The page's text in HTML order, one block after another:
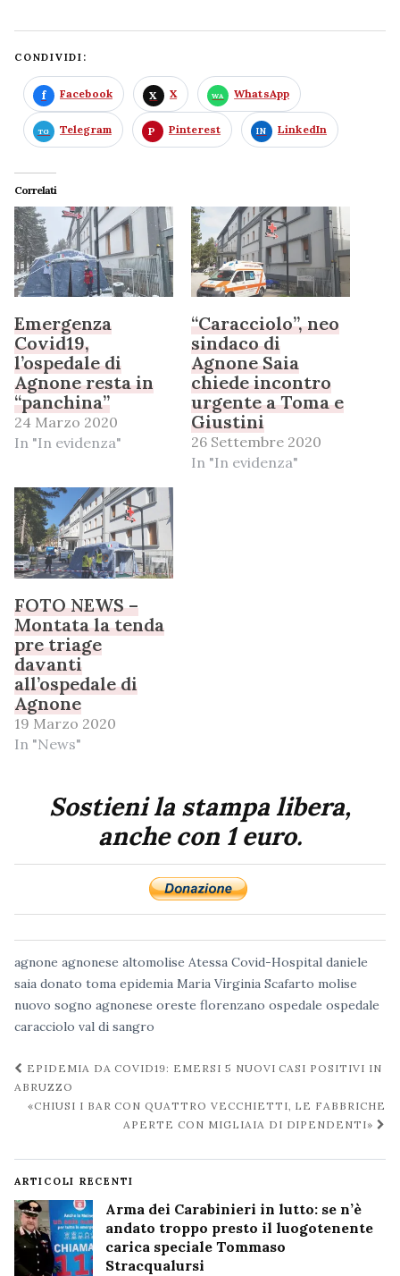
CONDIVIDI:
Facebook X WhatsApp
Telegram Pinterest LinkedIn
Correlati
Emergenza
Covid19,
l’ospedale di
Agnone resta in
“panchina”
24 Marzo 2020
In "In evidenza"
“Caracciolo”, neo
sindaco di
Agnone Saia
chiede incontro
urgente a Toma e
Giustini
26 Settembre 2020
In "In evidenza"
FOTO NEWS –
Montata la tenda
pre triage
davanti
all’ospedale di
Agnone
19 Marzo 2020
In "News"
Sostieni la stampa libera,
anche con 1 euro.
agnone agnonese altomolise Atessa Covid-Hospital daniele
saia donato toma epidemia Maria Virginia Scafarto molise
nuovo sogno agnonese oreste florenzano ospedale ospedale
caracciolo val di sangro
Navigazione
post
EPIDEMIA DA COVID19: EMERSI 5 NUOVI CASI POSITIVI IN
ABRUZZO
«CHIUSI I BAR CON QUATTRO VECCHIETTI, LE FABBRICHE
APERTE CON MIGLIAIA DI DIPENDENTI»
ARTICOLI RECENTI
Arma dei Carabinieri in lutto: se n’è
andato troppo presto il luogotenente
carica speciale Tommaso
Stracqualursi